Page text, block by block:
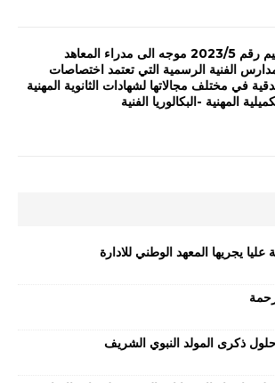
تعميم رقم 2023/5 موجه الى مدراء المعاهد
الفنية الرسمية التي تعتمد اختصاصات
في مختلف مجالاتها لشهادات الثانوية المهنية
المهنية -البكالوريا الفنية
يجريها المعهد الوطني للادارة
ذكرى المولد النبوي الشريف